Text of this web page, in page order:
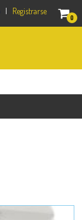
0
| Registrarse